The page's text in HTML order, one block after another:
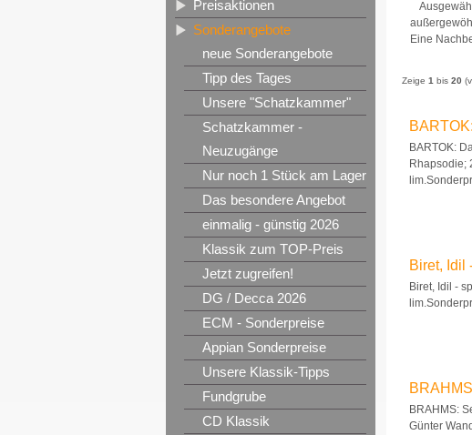
Preisaktionen
Sonderangebote
neue Sonderangebote
Tipp des Tages
Unsere "Schatzkammer"
Schatzkammer -
Neuzugänge
Nur noch 1 Stück am Lager
Das besondere Angebot
einmalig - günstig 2026
Klassik zum TOP-Preis
Jetzt zugreifen!
DG / Decca 2026
ECM - Sonderpreise
Appian Sonderpreise
Unsere Klassik-Tipps
Fundgrube
CD Klassik
Eine
Zeige 1 bis 20
BARTOK:
Rhapsodie;
Biret, Idil
Biret, Idil -
BRAHMS:
Günter